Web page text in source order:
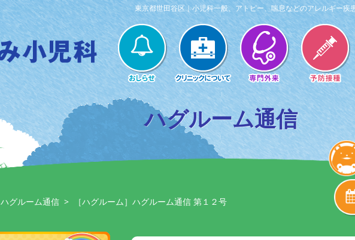
東京都世田谷区｜小児科一般、アトピー、喘息などのアレルギー
ハグルーム通信
ハグルーム通信 > ［ハグルーム］ハグルーム通信 第１２号